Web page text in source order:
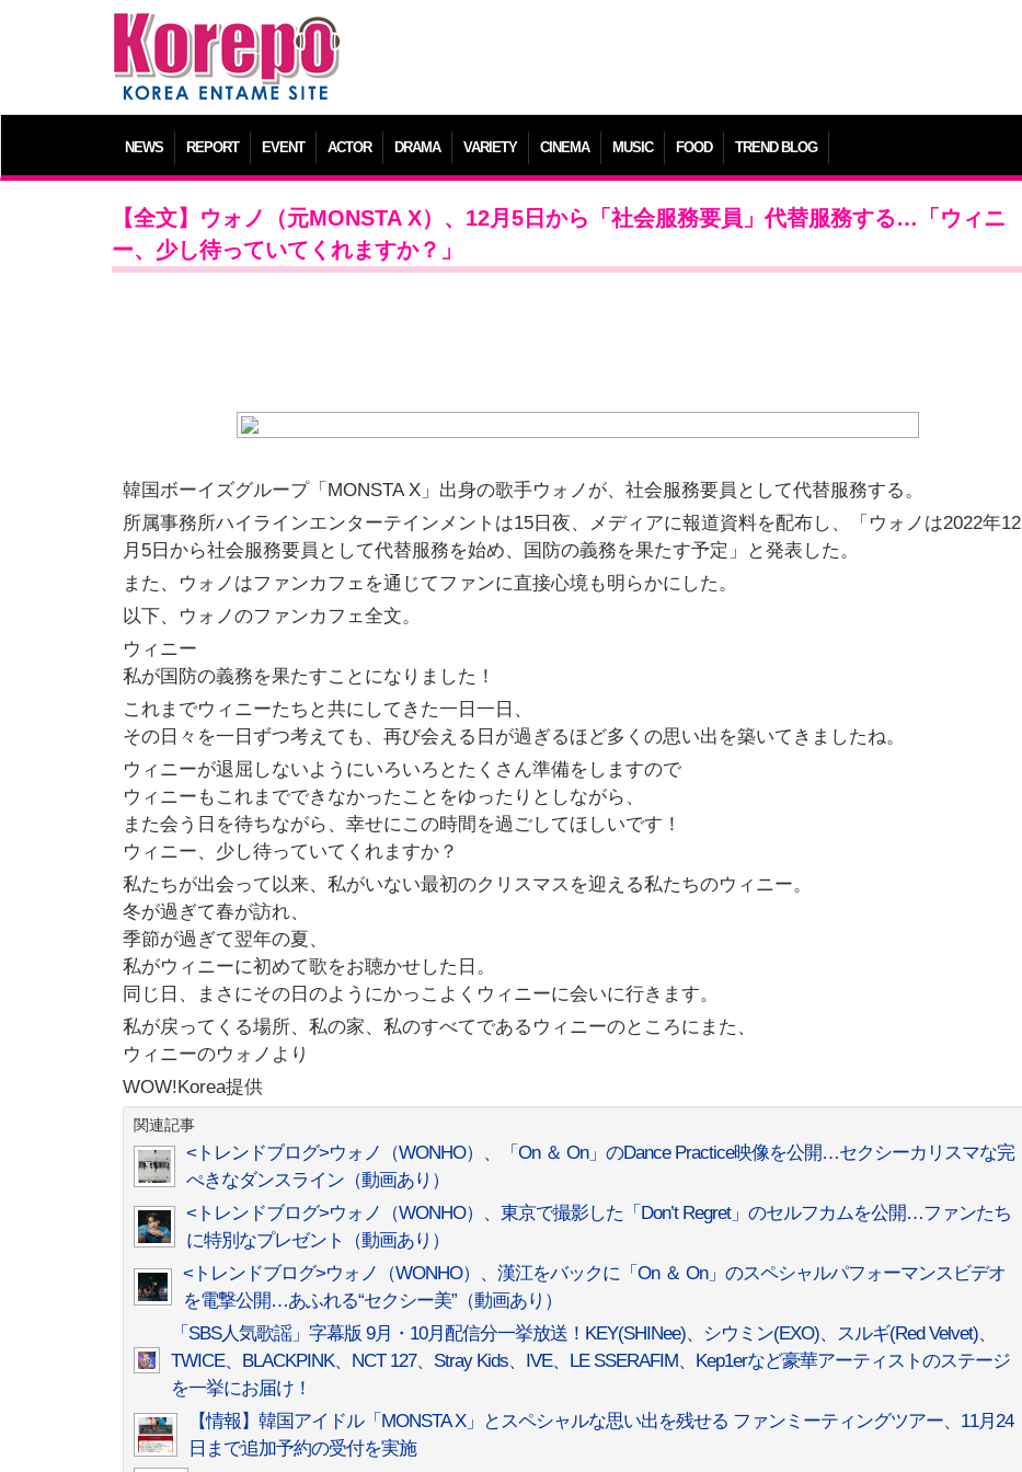
NEWS REPORT EVENT ACTOR DRAMA VARIETY CINEMA MUSIC FOOD TREND BLOG
【全文】ウォノ（元MONSTA X）、12月5日から「社会服務要員」代替服務する…「ウィニ
ー、少し待っていてくれますか？」
韓国ボーイズグループ「MONSTA X」出身の歌手ウォノが、社会服務要員として代替服務する。
所属事務所ハイラインエンターテインメントは15日夜、メディアに報道資料を配布し、「ウォノは2022年12
月5日から社会服務要員として代替服務を始め、国防の義務を果たす予定」と発表した。
また、ウォノはファンカフェを通じてファンに直接心境も明らかにした。
以下、ウォノのファンカフェ全文。
ウィニー
私が国防の義務を果たすことになりました！
これまでウィニーたちと共にしてきた一日一日、
その日々を一日ずつ考えても、再び会える日が過ぎるほど多くの思い出を築いてきましたね。
ウィニーが退屈しないようにいろいろとたくさん準備をしますので
ウィニーもこれまでできなかったことをゆったりとしながら、
また会う日を待ちながら、幸せにこの時間を過ごしてほしいです！
ウィニー、少し待っていてくれますか？
私たちが出会って以来、私がいない最初のクリスマスを迎える私たちのウィニー。
冬が過ぎて春が訪れ、
季節が過ぎて翌年の夏、
私がウィニーに初めて歌をお聴かせした日。
同じ日、まさにその日のようにかっこよくウィニーに会いに行きます。
私が戻ってくる場所、私の家、私のすべてであるウィニーのところにまた、
ウィニーのウォノより
WOW!Korea提供
関連記事
<トレンドブログ>ウォノ（WONHO）、「On ＆ On」のDance Practice映像を公開…セクシーカリスマな完
ぺきなダンスライン（動画あり）
<トレンドブログ>ウォノ（WONHO）、東京で撮影した「Don’t Regret」のセルフカムを公開…ファンたち
に特別なプレゼント（動画あり）
<トレンドブログ>ウォノ（WONHO）、漢江をバックに「On ＆ On」のスペシャルパフォーマンスビデオ
を電撃公開…あふれる“セクシー美”（動画あり）
「SBS人気歌謡」字幕版 9月・10月配信分一挙放送！KEY(SHINee)、シウミン(EXO)、スルギ(Red Velvet)、
TWICE、BLACKPINK、NCT 127、Stray Kids、IVE、LE SSERAFIM、Kep1erなど豪華アーティストのステージ
を一挙にお届け！
【情報】韓国アイドル「MONSTA X」とスペシャルな思い出を残せる ファンミーティングツアー、11月24
日まで追加予約の受付を実施